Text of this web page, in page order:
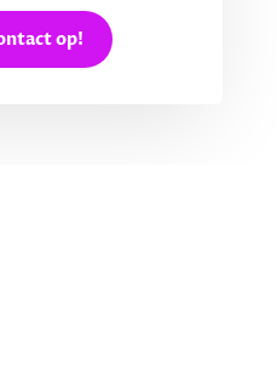
op!